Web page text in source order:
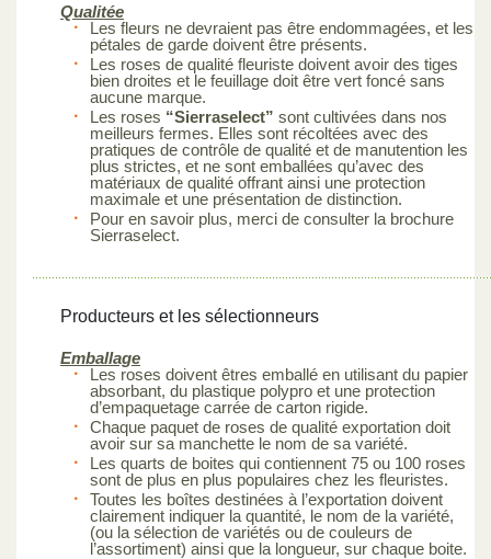
Qualitée
Les fleurs ne devraient pas être endommagées, et les
pétales de garde doivent être présents.
Les roses de qualité fleuriste doivent avoir des tiges
bien droites et le feuillage doit être vert foncé sans
aucune marque.
Les roses “Sierraselect” sont cultivées dans nos
meilleurs fermes. Elles sont récoltées avec des
pratiques de contrôle de qualité et de manutention les
plus strictes, et ne sont emballées qu’avec des
matériaux de qualité offrant ainsi une protection
maximale et une présentation de distinction.
Pour en savoir plus, merci de consulter la brochure
Sierraselect.
Producteurs et les sélectionneurs
Emballage
Les roses doivent êtres emballé en utilisant du papier
absorbant, du plastique polypro et une protection
d’empaquetage carrée de carton rigide.
Chaque paquet de roses de qualité exportation doit
avoir sur sa manchette le nom de sa variété.
Les quarts de boites qui contiennent 75 ou 100 roses
sont de plus en plus populaires chez les fleuristes.
Toutes les boîtes destinées à l’exportation doivent
clairement indiquer la quantité, le nom de la variété,
(ou la sélection de variétés ou de couleurs de
l’assortiment) ainsi que la longueur, sur chaque boite.